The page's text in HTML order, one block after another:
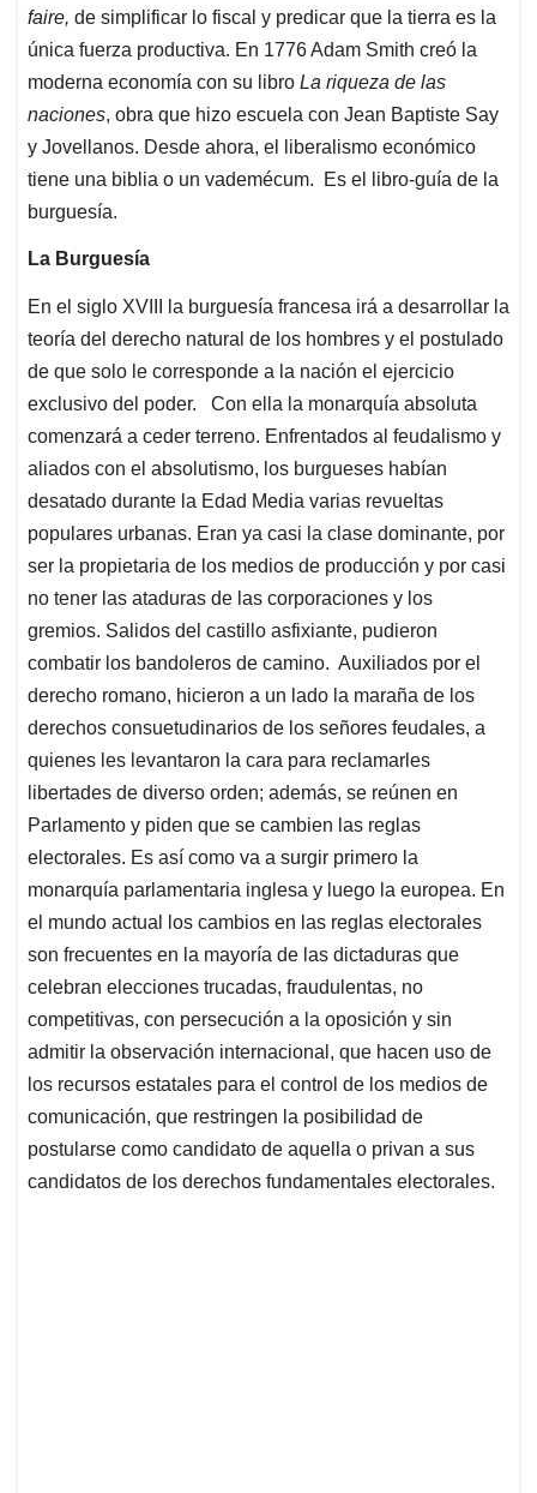
faire, de simplificar lo fiscal y predicar que la tierra es la
única fuerza productiva. En 1776 Adam Smith creó la
moderna economía con su libro La riqueza de las
naciones, obra que hizo escuela con Jean Baptiste Say
y Jovellanos. Desde ahora, el liberalismo económico
tiene una biblia o un vademécum. Es el libro-guía de la
burguesía.
La Burguesía
En el siglo XVIII la burguesía francesa irá a desarrollar la
teoría del derecho natural de los hombres y el postulado
de que solo le corresponde a la nación el ejercicio
exclusivo del poder. Con ella la monarquía absoluta
comenzará a ceder terreno. Enfrentados al feudalismo y
aliados con el absolutismo, los burgueses habían
desatado durante la Edad Media varias revueltas
populares urbanas. Eran ya casi la clase dominante, por
ser la propietaria de los medios de producción y por casi
no tener las ataduras de las corporaciones y los
gremios. Salidos del castillo asfixiante, pudieron
combatir los bandoleros de camino. Auxiliados por el
derecho romano, hicieron a un lado la maraña de los
derechos consuetudinarios de los señores feudales, a
quienes les levantaron la cara para reclamarles
libertades de diverso orden; además, se reúnen en
Parlamento y piden que se cambien las reglas
electorales. Es así como va a surgir primero la
monarquía parlamentaria inglesa y luego la europea. En
el mundo actual los cambios en las reglas electorales
son frecuentes en la mayoría de las dictaduras que
celebran elecciones trucadas, fraudulentas, no
competitivas, con persecución a la oposición y sin
admitir la observación internacional, que hacen uso de
los recursos estatales para el control de los medios de
comunicación, que restringen la posibilidad de
postularse como candidato de aquella o privan a sus
candidatos de los derechos fundamentales electorales.